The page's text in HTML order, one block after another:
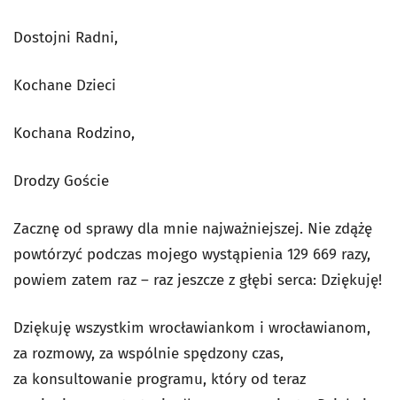
Dostojni Radni,
Kochane Dzieci
Kochana Rodzino,
Drodzy Goście
Zacznę od sprawy dla mnie najważniejszej. Nie zdążę
powtórzyć podczas mojego wystąpienia 129 669 razy,
powiem zatem raz – raz jeszcze z głębi serca: Dziękuję!
Dziękuję wszystkim wrocławiankom i wrocławianom,
za rozmowy, za wspólnie spędzony czas,
za konsultowanie programu, który od teraz